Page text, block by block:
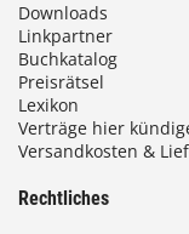
Downloads
Linkpartner
Buchkatalog
Preisrätsel
Lexikon
Verträge hier
Versandkosten &
Rechtliches